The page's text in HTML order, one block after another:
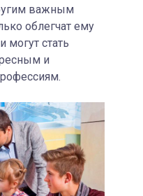
важным
облегчат ему
могут стать
и